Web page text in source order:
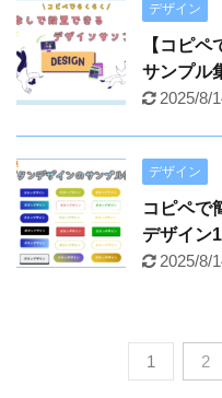
デザイン
【コピ
サンプル
2025/8/
デザイン
コピペで
デザイン
2025/8/
1 2